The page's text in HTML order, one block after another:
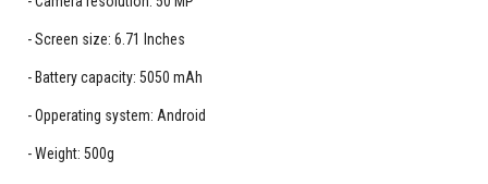
Screen size: 6.71 Inches
Battery capacity: 5050 mAh
Opperating system: Android
Weight: 500g